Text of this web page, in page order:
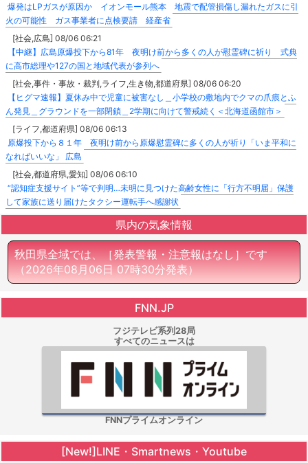
爆発はLPガスが原因か イオンモール熊本 地震で配管損傷し漏れたガスに引
火の可能性 ガス事業者に点検要請 経産省
[社会,広島] 08/06 06:21
【中継】広島原爆投下から81年 夜明け前から多くの人が慰霊碑に祈り 式典
に高市総理や127の国と地域代表が参列へ
[社会,事件・事故・裁判,ライフ,生き物,都道府県] 08/06 06:20
【ヒグマ速報】夏休み中で児童に被害なし＿小学校の敷地内でクマの爪痕とふ
ん発見＿グラウンドを一部閉鎖＿2学期に向けて警戒続く＜北海道函館市＞
[ライフ,都道府県] 08/06 06:13
原爆投下から８１年 夜明け前から原爆慰霊碑に多くの人が祈り「いま平和に
なればいいな」 広島
[社会,都道府県,愛知] 08/06 06:10
“認知症支援サイト”等で判明…未明に見つけた高齢女性に「行方不明届」保護
して家族に送り届けたタクシー運転手へ感謝状
県内の気象情報
秋田県全域では、［発表警報・注意報はなし］です
（2026年08月06日 07時30分発表）
FNN.JP
フジテレビ系列28局
すべてのニュースは
FNNプライムオンライン
[New!]LINE・Smartnews・Youtube